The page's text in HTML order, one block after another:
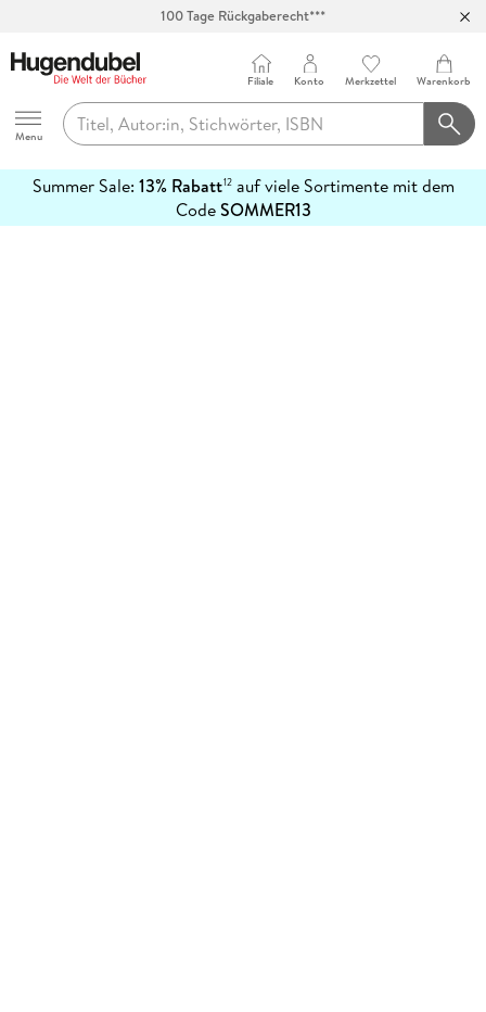
100 Tage Rückgaberecht***
Hugendubel
Menu
Filiale Konto Merkzettel Warenkorb
Summer Sale: 13% Rabatt12auf viele Sortimente mit dem
CodeSOMMER13
erfahren